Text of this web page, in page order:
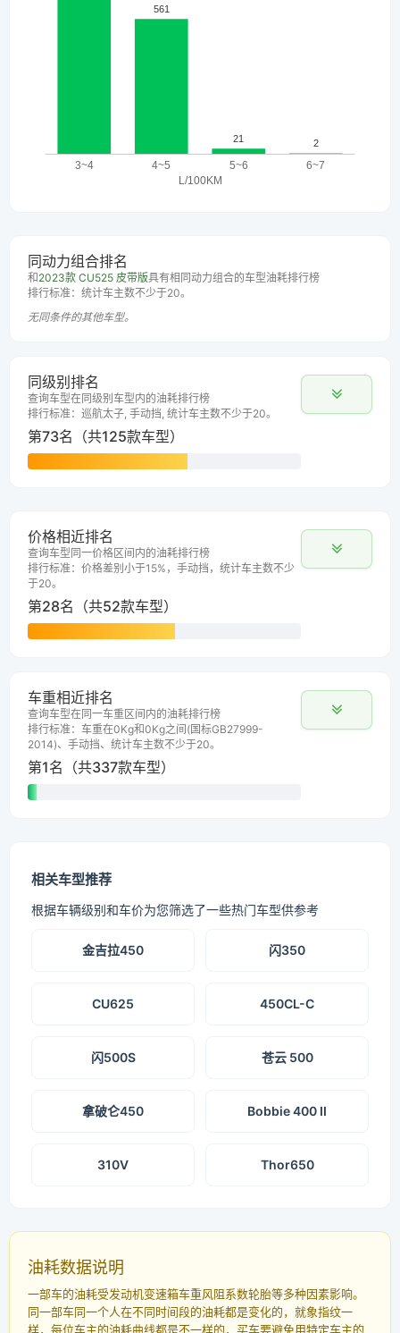
同动力组合排名
和 2023款 CU525 皮带版具有相同动力组合的车型油耗排行榜
排行标准：统计车主数不少于20。
无同条件的其他车型。
同级别排名
查询车型在同级别车型内的油耗排行榜
排行标准：巡航太子, 手动挡, 统计车主数不少于20。
第73名（共125款车型）
价格相近排名
查询车型同一价格区间内的油耗排行榜
排行标准：价格差别小于15%，手动挡，统计车主数不少
于20。
第28名（共52款车型）
车重相近排名
查询车型在同一车重区间内的油耗排行榜
排行标准：车重在0Kg和0Kg之间(国标GB27999-
2014)、手动挡、统计车主数不少于20。
第1名（共337款车型）
相关车型推荐
根据车辆级别和车价为您筛选了一些热门车型供参考
金吉拉450 闪350
CU625 450CL-C
闪500S 苍云 500
拿破仑450 Bobbie 400 II
310V Thor650
油耗数据说明
一部车的油耗受发动机变速箱车重风阻系数轮胎等多种因素影响。
同一部车同一个人在不同时间段的油耗都是变化的，就象指纹一
样，每位车主的油耗曲线都是不一样的，买车要避免用特定车主的